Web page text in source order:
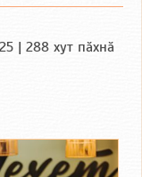
| 288 хут пӑхнӑ